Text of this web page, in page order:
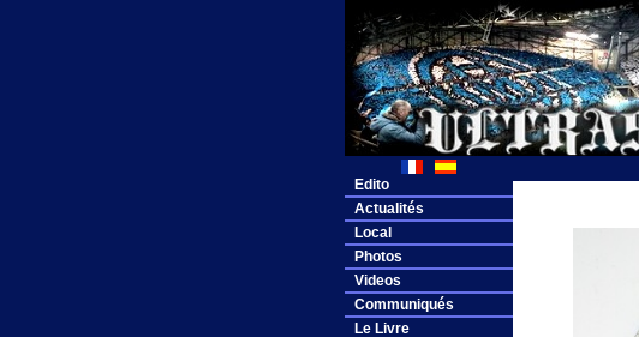
Edito
Actualités
Local
Photos
Videos
Communiqués
Le Livre